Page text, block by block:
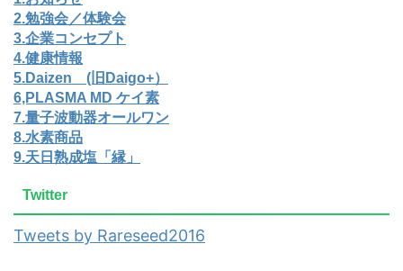
2.勉強会／体験会
3.企業コンセプト
4.健康情報
5.Daizen (旧Daigo+）
6,PLASMA MD ケイ素
7.量子波動器オールワン
8.水素商品
9.天日熟成塩「縁」
Twitter
Tweets by Rareseed2016